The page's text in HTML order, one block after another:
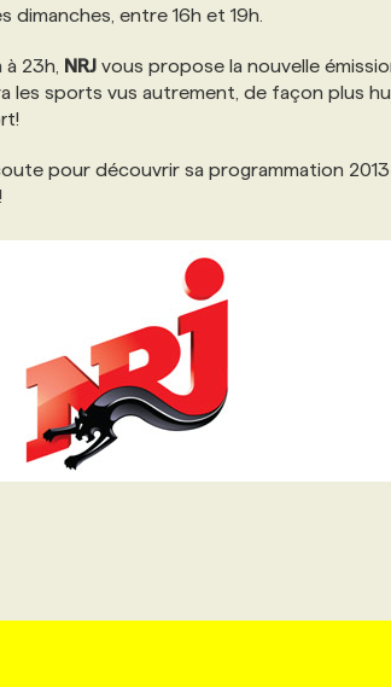
entre 16h et 19h.
23h, NRJ vous propose la nouvelle
les sports vus autrement, de façon plus
pour découvrir sa programmation
!